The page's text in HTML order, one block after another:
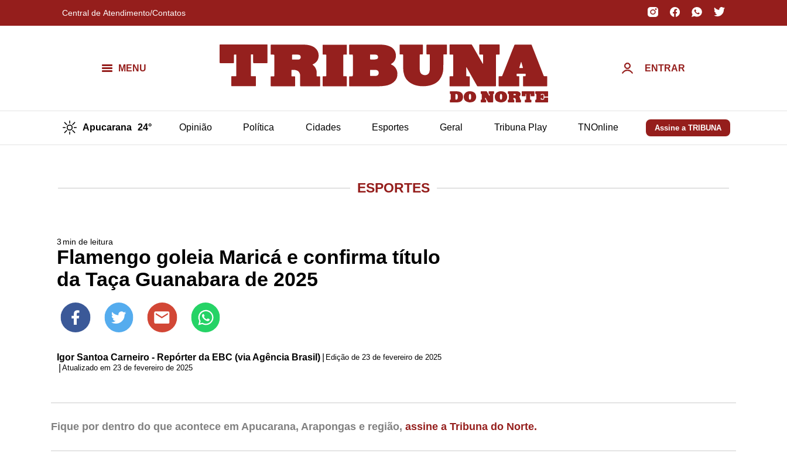
Central de Atendimento/Contatos
MENU ENTRAR
Apucarana 24° Opinião Política Cidades Esportes Geral Tribuna Play TNOnline Assine a TRIBUNA
ESPORTES
3 min de leitura
Flamengo goleia Maricá e confirma título
da Taça Guanabara de 2025
Igor Santoa Carneiro - Repórter da EBC (via Agência Brasil) Edição de 23 de fevereiro de 2025
Atualizado em 23 de fevereiro de 2025
Fique por dentro do que acontece em Apucarana, Arapongas e região, assine a Tribuna do Norte.